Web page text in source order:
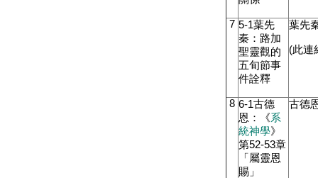
7 5-1葉先
秦：路加
聖靈觀的
五旬節事
件詮釋
葉先
(此連
8 6-1古德
恩：《系
統神學》
第52-53章
「屬靈恩
賜」
古德